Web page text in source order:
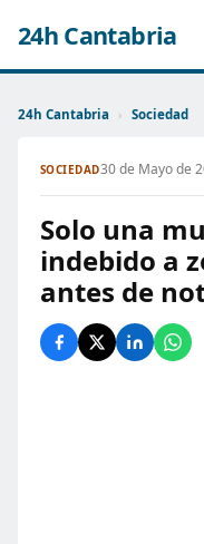
24h Cantabria
24h Cantabria › Sociedad
SOCIEDAD30 de Mayo de
Solo una
indebido a
antes de